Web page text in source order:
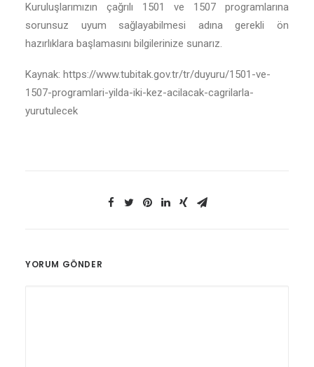
Kuruluşlarımızın çağrılı 1501 ve 1507 programlarına
sorunsuz uyum sağlayabilmesi adına gerekli ön
hazırlıklara başlamasını bilgilerinize sunarız.
Kaynak: https://www.tubitak.gov.tr/tr/duyuru/1501-ve-
1507-programlari-yilda-iki-kez-acilacak-cagrilarla-
yurutulecek
YORUM GÖNDER